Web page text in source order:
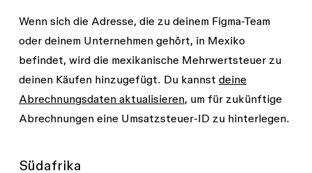
Wenn sich die Adresse, die zu deinem Figma-Team
oder deinem Unternehmen gehört, in Mexiko
befindet, wird die mexikanische Mehrwertsteuer zu
deinen Käufen hinzugefügt. Du kannst deine
Abrechnungsdaten aktualisieren, um für zukünftige
Abrechnungen eine Umsatzsteuer-ID zu hinterlegen.
Südafrika